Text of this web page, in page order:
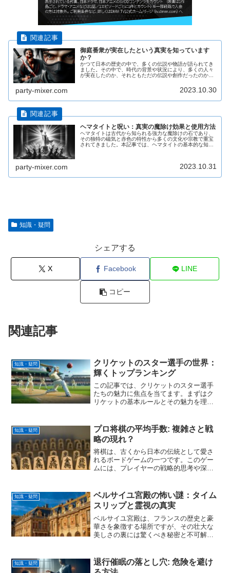
御庭番衆が実在したという真実を知っています
か？
かつて日本の歴史の中で、多くの伝説や物語が語られてき
ました。その中で、時代の背景や状況により、多くの人々
が実在したのか、それともただの伝説や創作だったのか、
party-mixer.com 2023.10.30
ヘマタイトと呪い：真実の魔除け効果と使用方法
ヘマタイトは古代から知られる強力な魔除けの石であり、
その独特の磁気と赤色の特性から多くの文化や宗教で重宝
されてきました。本記事では、ヘマタイトの基本的な知識
party-mixer.com 2023.10.31
知識・疑問
シェアする
X Facebook LINE
コピー
関連記事
知識・疑問
クリケットのスター選手の世界：
輝くトップランキング
この記事では、クリケットのスター選手
たちの魅力に焦点を当てます。まずはク
リケットの基本ルールとその魅力を理解
ットの試合時間の特徴、長い歴史と発展
の過程、そして国際大会や...
知識・疑問
プロ将棋の平均手数: 複雑さと戦
略の現れ？
将棋は、古くから日本の伝統として愛さ
れるボードゲームの一つです。このゲー
ムには、プレイヤーの戦略的思考や深い
ます。中でも「平均手数」というキーワ
ードは、一局の長さやプレ...
知識・疑問
ベルサイユ宮殿の怖い謎：タイム
スリップと霊視の真実
ベルサイユ宮殿は、フランスの歴史と豪
華さを象徴する場所ですが、その壮大な
美しさの裏には驚くべき秘密と不可解な
いますが、その壮絶な歴史の中に、恐ろ
しい秘密と怖い伝説が広が...
知識・疑問
退行催眠の落とし穴: 危険を避け